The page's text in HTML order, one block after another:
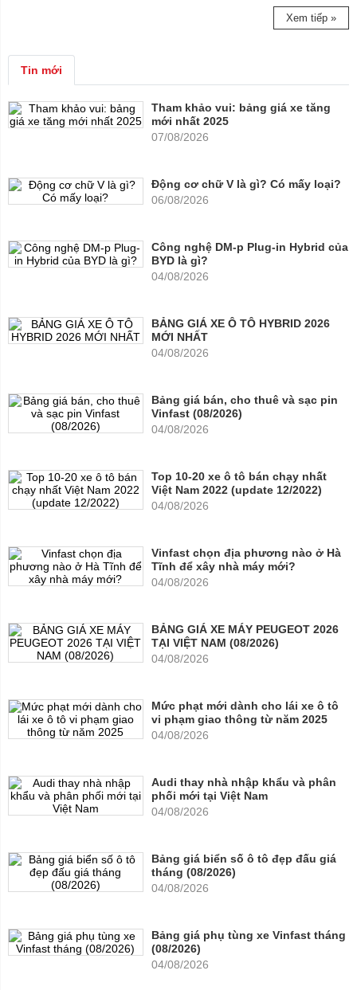
Xem tiếp »
Tin mới
Tham khảo vui: bảng giá xe tăng
mới nhất 2025
07/08/2026
Động cơ chữ V là gì? Có mấy loại?
06/08/2026
Công nghệ DM-p Plug-in Hybrid của
BYD là gì?
04/08/2026
BẢNG GIÁ XE Ô TÔ HYBRID 2026
MỚI NHẤT
04/08/2026
Bảng giá bán, cho thuê và sạc pin
Vinfast (08/2026)
04/08/2026
Top 10-20 xe ô tô bán chạy nhất
Việt Nam 2022 (update 12/2022)
04/08/2026
Vinfast chọn địa phương nào ở Hà
Tĩnh để xây nhà máy mới?
04/08/2026
BẢNG GIÁ XE MÁY PEUGEOT 2026
TẠI VIỆT NAM (08/2026)
04/08/2026
Mức phạt mới dành cho lái xe ô tô
vi phạm giao thông từ năm 2025
04/08/2026
Audi thay nhà nhập khẩu và phân
phối mới tại Việt Nam
04/08/2026
Bảng giá biển số ô tô đẹp đấu giá
tháng (08/2026)
04/08/2026
Bảng giá phụ tùng xe Vinfast tháng
(08/2026)
04/08/2026